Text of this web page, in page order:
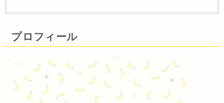
プロフィール